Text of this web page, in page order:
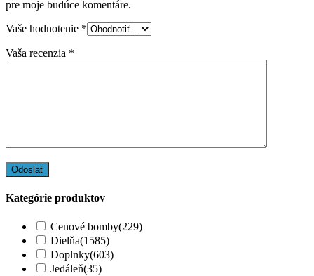
pre moje budúce komentáre.
Vaše hodnotenie *
Vaša recenzia *
Kategórie produktov
Cenové bomby(229)
Dielňa(1585)
Doplnky(603)
Jedáleň(35)